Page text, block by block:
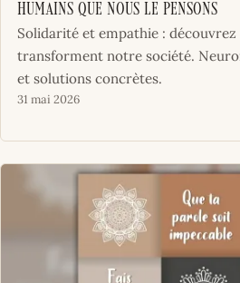
humains que nous le pensons
Solidarité et empathie :
transforment notre société.
et solutions concrètes.
31 mai 2026